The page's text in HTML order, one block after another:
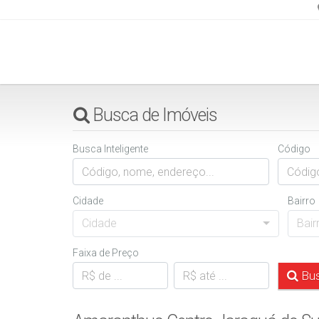
Busca de Imóveis
Busca Inteligente Código
Cidade
Cidade
Bairro
Faixa de Preço